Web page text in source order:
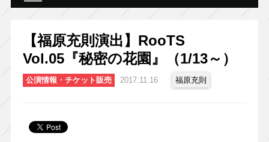
【福原充則演出】RooTS
Vol.05『秘密の花園』（1/13～）
公演情報・チケット販売 2017.11.16 福原充則